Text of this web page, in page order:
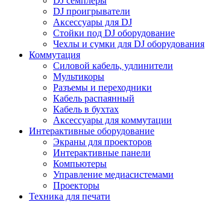
DJ проигрыватели
Аксессуары для DJ
Стойки под DJ оборудование
Чехлы и сумки для DJ оборудования
Коммутация
Силовой кабель, удлинители
Мультикоры
Разъемы и переходники
Кабель распаянный
Кабель в бухтах
Аксессуары для коммутации
Интерактивные оборудование
Экраны для проекторов
Интерактивные панели
Компьютеры
Управление медиасистемами
Проекторы
Техника для печати